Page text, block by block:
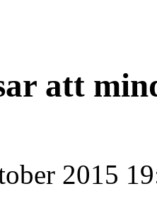
att
2015